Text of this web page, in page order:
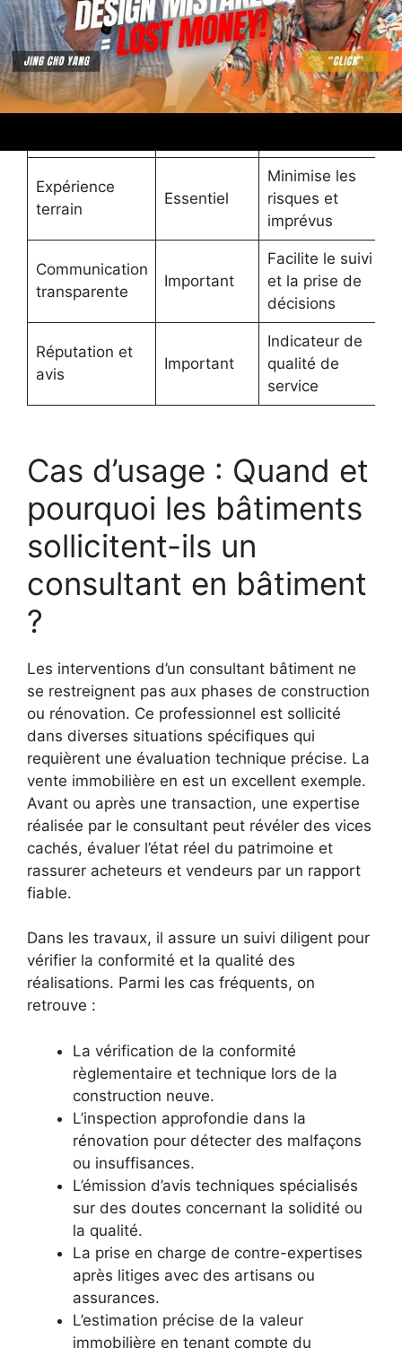
sur le projet
Certifications
et diplômes
Très
important
Garantit une
expertise
technique
fiable et
Expérience
terrain
Essentiel
Minimise les
risques et
imprévus
Communication
transparente
Important
Facilite le suivi
et la prise de
décisions
Réputation et
avis
Important
Indicateur de
qualité de
service
Cas d’usage : Quand et
pourquoi les bâtiments
sollicitent-ils un
consultant en bâtiment
?
Les interventions d’un consultant bâtiment ne
se restreignent pas aux phases de construction
ou rénovation. Ce professionnel est sollicité
dans diverses situations spécifiques qui
requièrent une évaluation technique précise. La
vente immobilière en est un excellent exemple.
Avant ou après une transaction, une expertise
réalisée par le consultant peut révéler des vices
cachés, évaluer l’état réel du patrimoine et
rassurer acheteurs et vendeurs par un rapport
fiable.
Dans les travaux, il assure un suivi diligent pour
vérifier la conformité et la qualité des
réalisations. Parmi les cas fréquents, on
retrouve :
La vérification de la conformité
règlementaire et technique lors de la
construction neuve.
L’inspection approfondie dans la
rénovation pour détecter des malfaçons
ou insuffisances.
L’émission d’avis techniques spécialisés
sur des doutes concernant la solidité ou
la qualité.
La prise en charge de contre-expertises
après litiges avec des artisans ou
assurances.
L’estimation précise de la valeur
immobilière en tenant compte du